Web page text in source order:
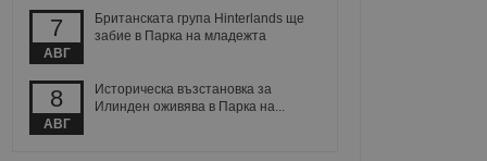
7
АВГ
Британската група Hinterlands ще
забие в Парка на младежта
8
АВГ
Историческа възстановка за
Илинден оживява в Парка на...
потребител може
Описание